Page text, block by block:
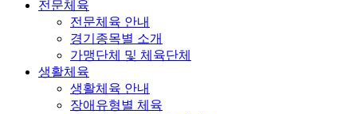
전문체육
전문체육 안내
경기종목별 소개
가맹단체 및 체육단체
생활체육
생활체육 안내
장애유형별 체육